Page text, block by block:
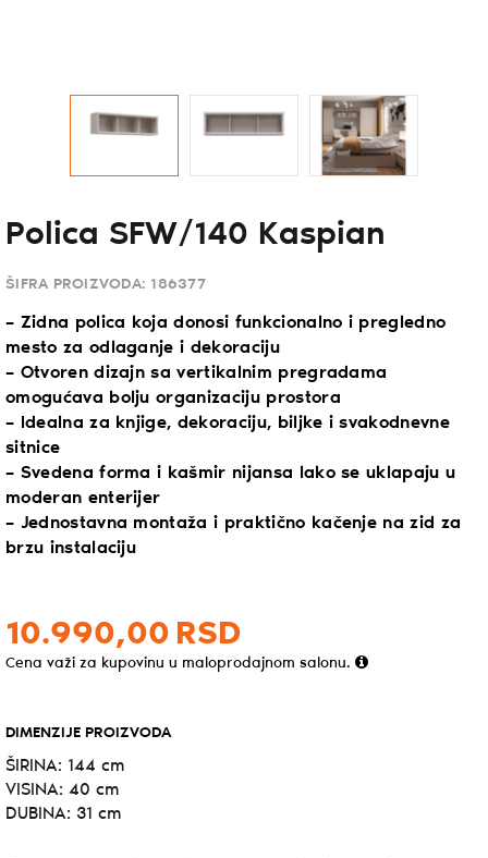
Polica SFW/140 Kaspian
ŠIFRA PROIZVODA: 186377
– Zidna polica koja donosi funkcionalno i pregledno
mesto za odlaganje i dekoraciju
– Otvoren dizajn sa vertikalnim pregradama
omogućava bolju organizaciju prostora
– Idealna za knjige, dekoraciju, biljke i svakodnevne
sitnice
– Svedena forma i kašmir nijansa lako se uklapaju u
moderan enterijer
– Jednostavna montaža i praktično kačenje na zid za
brzu instalaciju
10.990,00 RSD
Cena važi za kupovinu u maloprodajnom salonu.
DIMENZIJE PROIZVODA
ŠIRINA: 144 cm
VISINA: 40 cm
DUBINA: 31 cm